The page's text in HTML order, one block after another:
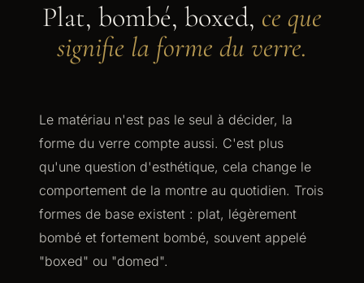
Plat, bombé, boxed, ce que
signifie la forme du verre.
Le matériau n'est pas le seul à décider, la
forme du verre compte aussi. C'est plus
qu'une question d'esthétique, cela change le
comportement de la montre au quotidien. Trois
formes de base existent : plat, légèrement
bombé et fortement bombé, souvent appelé
"boxed" ou "domed".